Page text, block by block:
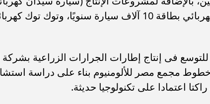
فى إنتاج إطارات الجرارات الزراعية بشركة
مجمع مصر للألومنيوم بناء على دراسة
اعتمادا على تكنولوجيا حديثة.